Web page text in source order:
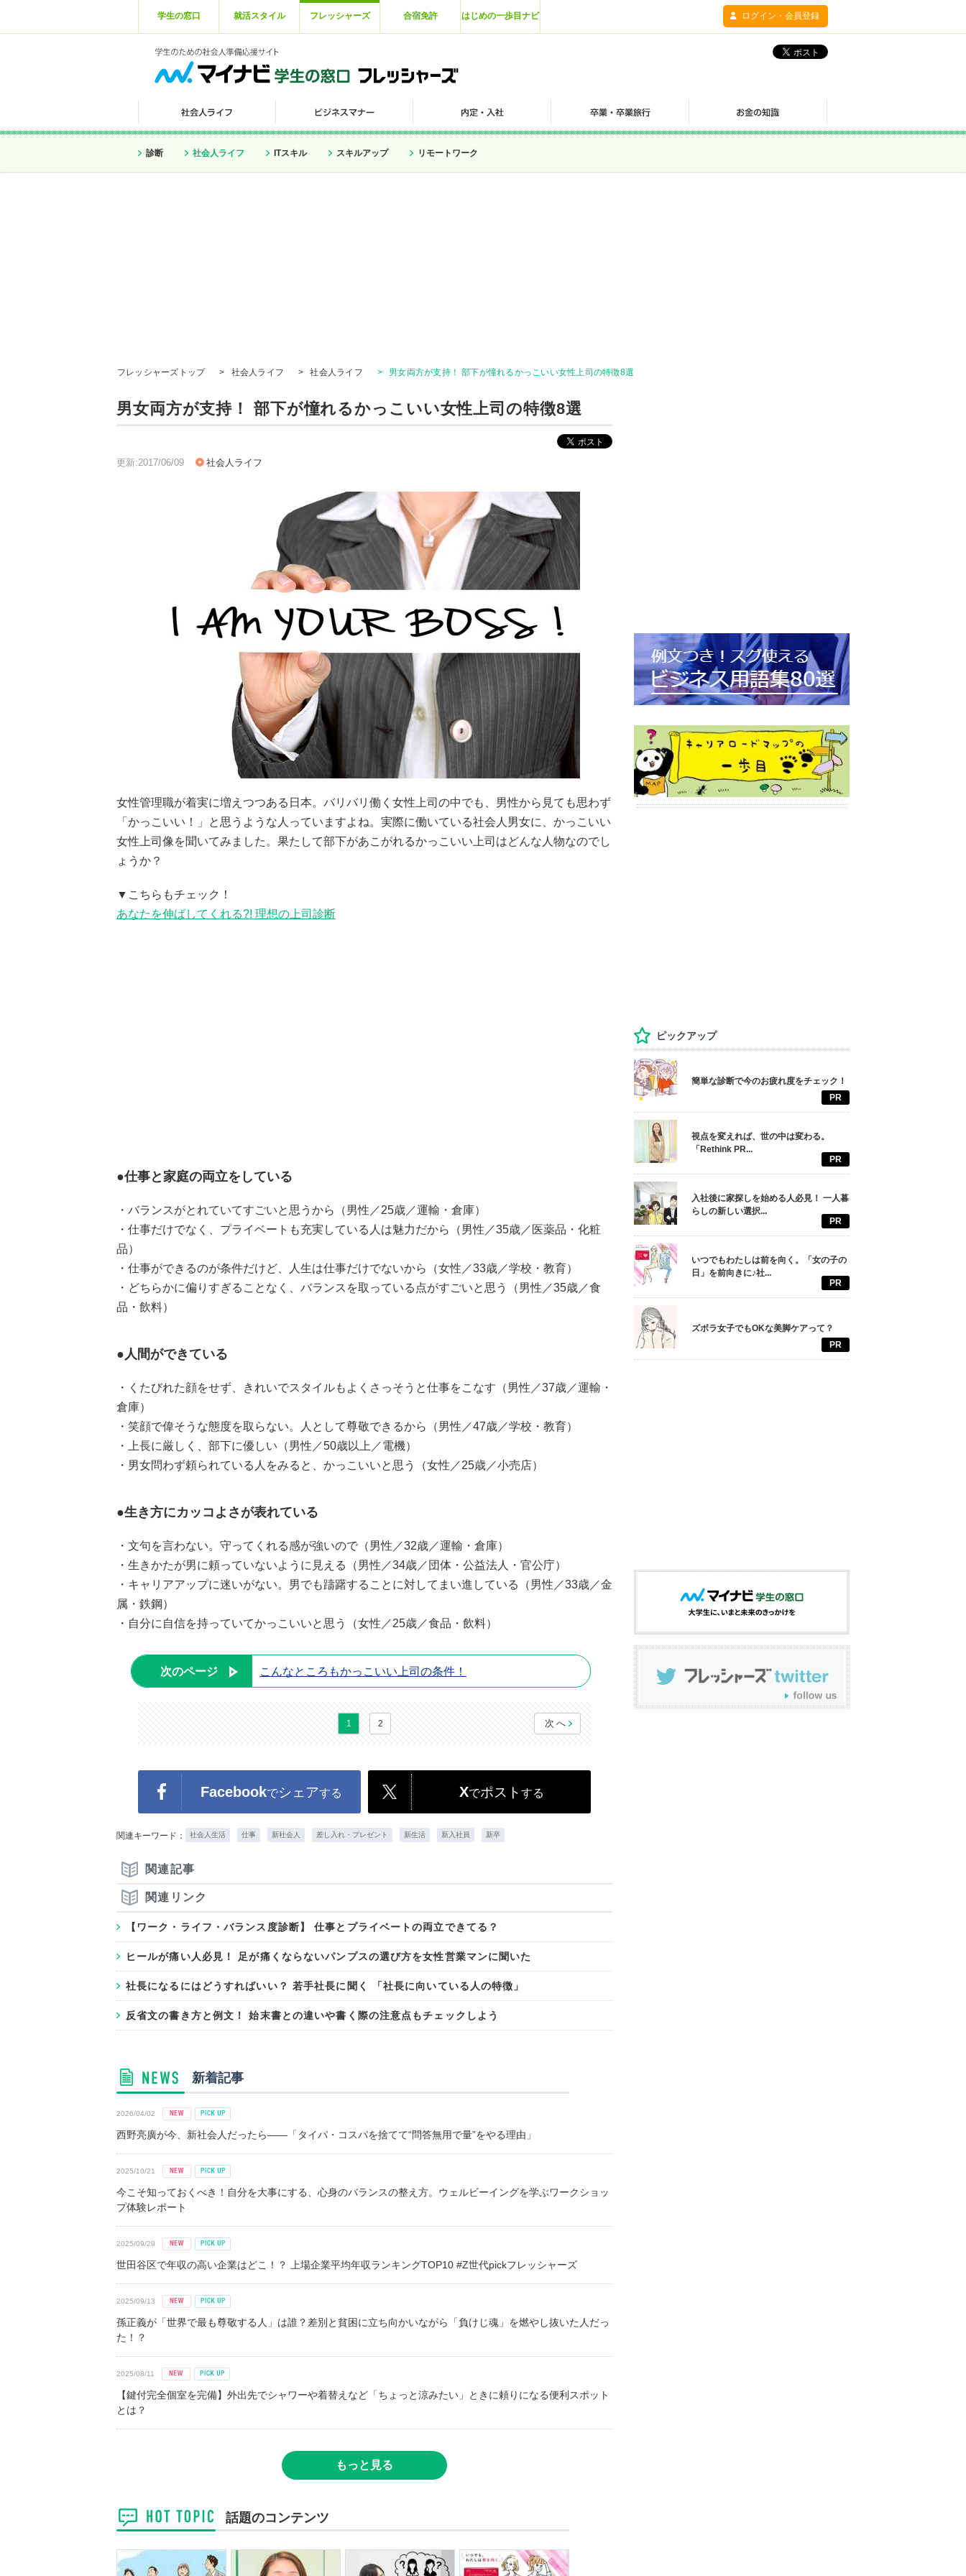
学生の窓口 就活スタイル フレッシャーズ 合宿免許 はじめの一歩目ナビ ログイン・会員登録
診断 社会人ライフ ITスキル スキルアップ リモートワーク
フレッシャーズトップ > 社会人ライフ > 社会人ライフ > 男女両方が支持！ 部下が憧れるかっこいい女性上司の特徴8選
男女両方が支持！ 部下が憧れるかっこいい女性上司の特徴8選
更新:2017/06/09 社会人ライフ
女性管理職が着実に増えつつある日本。バリバリ働く女性上司の中でも、男性から見ても思わず
「かっこいい！」と思うような人っていますよね。実際に働いている社会人男女に、かっこいい
女性上司像を聞いてみました。果たして部下があこがれるかっこいい上司はどんな人物なのでし
ょうか？
▼こちらもチェック！
あなたを伸ばしてくれる?! 理想の上司診断
●仕事と家庭の両立をしている
・バランスがとれていてすごいと思うから（男性／25歳／運輸・倉庫）
・仕事だけでなく、プライベートも充実している人は魅力だから（男性／35歳／医薬品・化粧
品）
・仕事ができるのが条件だけど、人生は仕事だけでないから（女性／33歳／学校・教育）
・どちらかに偏りすぎることなく、バランスを取っている点がすごいと思う（男性／35歳／食
品・飲料）
●人間ができている
・くたびれた顔をせず、きれいでスタイルもよくさっそうと仕事をこなす（男性／37歳／運輸・
倉庫）
・笑顔で偉そうな態度を取らない。人として尊敬できるから（男性／47歳／学校・教育）
・上長に厳しく、部下に優しい（男性／50歳以上／電機）
・男女問わず頼られている人をみると、かっこいいと思う（女性／25歳／小売店）
●生き方にカッコよさが表れている
・文句を言わない。守ってくれる感が強いので（男性／32歳／運輸・倉庫）
・生きかたが男に頼っていないように見える（男性／34歳／団体・公益法人・官公庁）
・キャリアアップに迷いがない。男でも躊躇することに対してまい進している（男性／33歳／金
属・鉄鋼）
・自分に自信を持っていてかっこいいと思う（女性／25歳／食品・飲料）
次のページ こんなところもかっこいい上司の条件！
1 2 次へ
Facebookでシェアする Xでポスト する
関連キーワード： 社会人生活 仕事 新社会人 差し入れ・プレゼント 新生活 新入社員 新卒
関連記事
関連リンク
【ワーク・ライフ・バランス度診断】 仕事とプライベートの両立できてる？
ヒールが痛い人必見！ 足が痛くならないパンプスの選び方を女性営業マンに聞いた
社長になるにはどうすればいい？ 若手社長に聞く 「社長に向いている人の特徴」
反省文の書き方と例文！ 始末書との違いや書く際の注意点もチェックしよう
新着記事
2026/04/02
西野亮廣が今、新社会人だったら――「タイパ・コスパを捨てて“問答無用で量”をやる理由」
2025/10/21
今こそ知っておくべき！自分を大事にする、心身のバランスの整え方。ウェルビーイングを学ぶワークショッ
プ体験レポート
2025/09/29
世田谷区で年収の高い企業はどこ！？ 上場企業平均年収ランキングTOP10 #Z世代pickフレッシャーズ
2025/09/13
孫正義が「世界で最も尊敬する人」は誰？差別と貧困に立ち向かいながら「負けじ魂」を燃やし抜いた人だっ
た！？
2025/08/11
【鍵付完全個室を完備】外出先でシャワーや着替えなど「ちょっと涼みたい」ときに頼りになる便利スポット
とは？
もっと見る
話題のコンテンツ
ピックアップ
簡単な診断で今のお疲れ度をチェック！
PR
視点を変えれば、世の中は変わる。
「Rethink PR...
PR
入社後に家探しを始める人必見！ 一人暮
らしの新しい選択...
PR
いつでもわたしは前を向く。「女の子の
日」を前向きに♪社...
PR
ズボラ女子でもOKな美脚ケアって？
PR